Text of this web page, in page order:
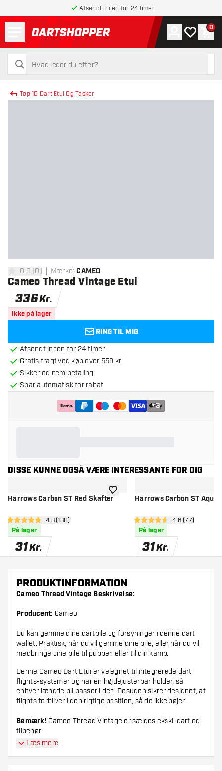
Afsendt inden for 24 timer
tilbage til forsiden
søg
søg
Konto
Min 0
Top 10 Dart Etui Og Tasker
0 bedømmelsesstjerner
0.0 [0] Mærke: CAMEO
Cameo Thread Vintage Etui
336Kr.
Ikke på lager
RING TIL MIG
Afsendt inden for 24 timer
Gratis fragt ved køb over 550 kr.
Sikker og nem betaling
Spar automatisk for rabat
+3
DISSE KUNNE OGSÅ VÆRE INTERESSANTE FOR DIG
Harrows Carbon ST Red Skafter
åbn anmeldelsespanel
4.8 bedømmelsesstjerner
4.8 (180)
På lager
31Kr.
tilføje til ønskeliste
Harrows Carbon ST Aqua
åbn
4.6 bedømmelsesstjerner
4.6 (77)
På lager
31Kr.
PRODUKTINFORMATION
Cameo Thread Vintage Beskrivelse:
Producent: Cameo
Du kan gemme dine dartpile og forsyninger i denne dart
wallet. Praktisk, når du vil gemme dine pile, eller når du vil
medbringe dine pile til pubben eller til din kamp.
Denne Cameo Dart Etui er velegnet til integrerede dart
flights-systemer og har en højdejusterbar holder, så
enhver længde pil passer i den. Desuden sikrer designet, at
flights forbliver i den rigtige position, så de ikke bøjer.
Bemærk! Cameo Thread Vintage er sælges ekskl. dart og
tilbehør
Læs mere